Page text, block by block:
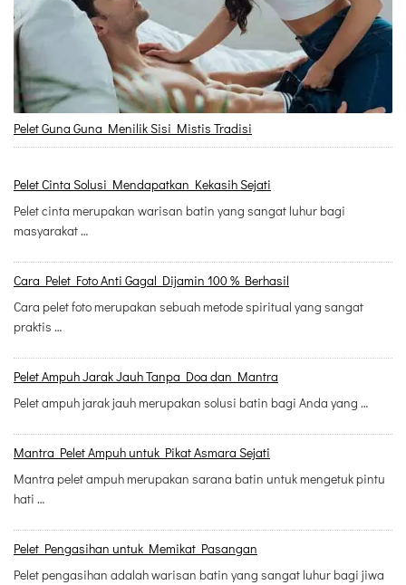
Pelet Guna Guna Menilik Sisi Mistis Tradisi
Pelet Cinta Solusi Mendapatkan Kekasih Sejati
Pelet cinta merupakan warisan batin yang sangat luhur bagi
masyarakat …
Cara Pelet Foto Anti Gagal Dijamin 100 % Berhasil
Cara pelet foto merupakan sebuah metode spiritual yang sangat
praktis …
Pelet Ampuh Jarak Jauh Tanpa Doa dan Mantra
Pelet ampuh jarak jauh merupakan solusi batin bagi Anda yang …
Mantra Pelet Ampuh untuk Pikat Asmara Sejati
Mantra pelet ampuh merupakan sarana batin untuk mengetuk pintu
hati …
Pelet Pengasihan untuk Memikat Pasangan
Pelet pengasihan adalah warisan batin yang sangat luhur bagi jiwa